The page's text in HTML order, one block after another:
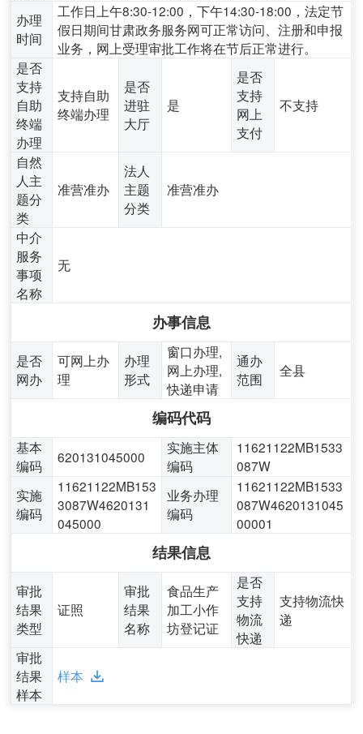
办理
时间
工作日上午8:30-12:00，下午14:30-18:00，法定节
假日期间甘肃政务服务网可正常访问、注册和申报
业务，网上受理审批工作将在节后正常进行。
是否
支持
自助
终端
办理
支持自助
终端办理
是否
进驻
大厅
是
是否
支持
网上
支付
不支持
自然
人主
题分
类
准营准办
法人
主题
分类
准营准办
中介
服务
事项
名称
无
办事信息
是否
网办
可网上办
理
办理
形式
窗口办理,
网上办理,
快递申请
通办
范围
全县
编码代码
基本
编码
620131045000
实施主体
编码
11621122MB1533
087W
实施
编码
11621122MB153
3087W4620131
045000
业务办理
编码
11621122MB1533
087W4620131045
00001
结果信息
审批
结果
类型
证照
审批
结果
名称
食品生产
加工小作
坊登记证
是否
支持
物流
快递
支持物流快
递
审批
结果
样本
样本